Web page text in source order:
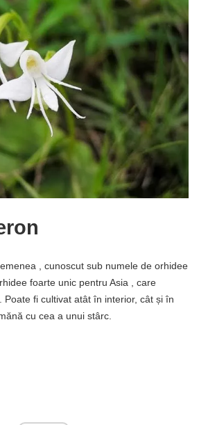
, cunoscut sub numele de orhidee
foarte unic pentru Asia , care
Poate fi cultivat atât în ​​interior, cât și în
cu cea a unui stârc.